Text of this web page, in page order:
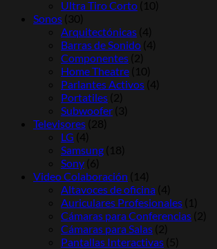
Ultra Tiro Corto (10)
Sonos (30)
Arquitectónicas (4)
Barras de Sonido (4)
Componentes (2)
Home Theatre (10)
Parlantes Activos (4)
Portatiles (2)
Subwoofer (3)
Televisores (28)
LG (4)
Samsung (18)
Sony (6)
Video Colaboración (14)
Altavoces de oficina (4)
Auriculares Profesionales (1)
Cámaras para Conferencias (2)
Cámaras para Salas (2)
Pantallas Interactivas (5)